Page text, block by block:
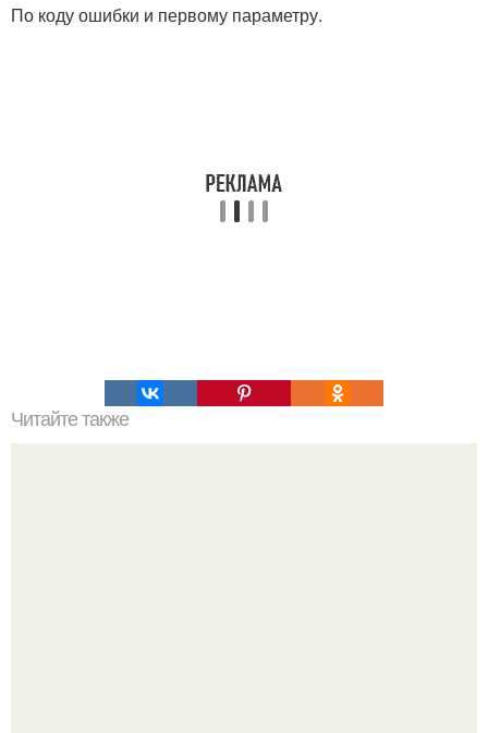
По коду ошибки и первому параметру.
Читайте также